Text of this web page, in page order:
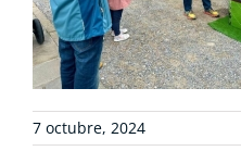
NOTICIAS
CONTACTO
7 octubre, 2024